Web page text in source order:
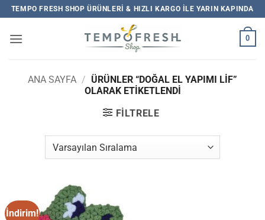
İçeriğe
atla
TEMPO FRESH SHOP ÜRÜNLERI & HIZLI KARGO ILE YARIN KAPINDA
0
ANA SAYFA / ÜRÜNLER “DOĞAL EL YAPIMI LİF”
OLARAK ETIKETLENDI
FILTRELE
İndirim!